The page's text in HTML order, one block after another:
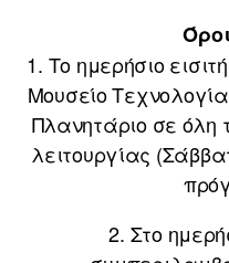
1. Το ημερήσιο
Μουσείο
Πλανητάριο σε όλη
λειτουργίας
2. Στο